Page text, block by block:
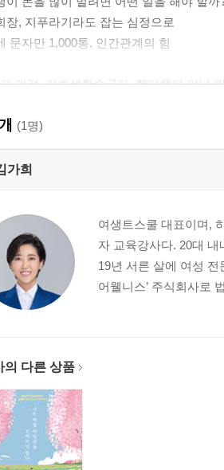
장, 지푸라기라도 잡는 심정으로
문자만 1,000통, 인간관계의 힘
가정, 기초생활수급자, 핸디캡이 아닌
어떻게 수시에 합격했을까?
에서 만난 사람들
도장을 몰래 훔쳐서 자퇴하다
생을 바꾼 금두환 선생님
선수가 받은 대통령 인재상을 지방대생
인맥은 부지런한 두 발에서 만들어진다
처럼 여성 생리주기 트레이닝을 만나다
국 최고급 피트니스 센터로 가자
개월 만에 전 지점 매출 1등을 하다
레이너, 10년 차 선배들 앞에서 강의하다
고 싶었던 첫 회사, 급여가 밀리다
스 대회 이력 10줄만 만들자
(1명)
가희
여생트스쿨 대표이며,
자 교육강사다. 20대
19년 서른 살에 여성
어웰니스’ 주식회사로
의 다른 상품